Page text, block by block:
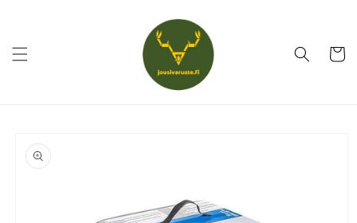
tuotetietoihin